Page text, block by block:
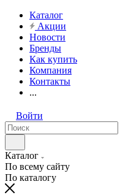
Каталог
Акции
Новости
Бренды
Как купить
Компания
Контакты
...
Войти
Каталог
По всему сайту
По каталогу